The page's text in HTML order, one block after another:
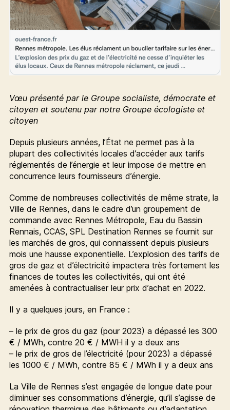
Vœu présenté par le Groupe socialiste, démocrate et
citoyen et soutenu par notre Groupe écologiste et
citoyen
Depuis plusieurs années, l’État ne permet pas à la
plupart des collectivités locales d’accéder aux tarifs
réglementés de l’énergie et leur impose de mettre en
concurrence leurs fournisseurs d’énergie.
Comme de nombreuses collectivités de même strate, la
Ville de Rennes, dans le cadre d’un groupement de
commande avec Rennes Métropole, Eau du Bassin
Rennais, CCAS, SPL Destination Rennes se fournit sur
les marchés de gros, qui connaissent depuis plusieurs
mois une hausse exponentielle. L’explosion des tarifs de
gros de gaz et d’électricité impactera très fortement les
finances de toutes les collectivités, qui ont été
amenées à contractualiser leur prix d’achat en 2022.
Il y a quelques jours, en France :
– le prix de gros du gaz (pour 2023) a dépassé les 300
€ / MWh, contre 20 € / MWH il y a deux ans
– le prix de gros de l’électricité (pour 2023) a dépassé
les 1000 € / MWh, contre 85 € / MWh il y a deux ans
La Ville de Rennes s’est engagée de longue date pour
diminuer ses consommations d’énergie, qu’il s’agisse de